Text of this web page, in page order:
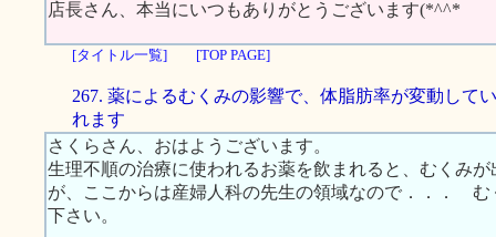
店長さん、本当にいつもありがとうございます(*^^*ゞ
[タイトル一覧] [TOP PAGE]
267. 薬によるむくみの影響で、体脂肪率が変動して
れます
さくらさん、おはようございます。
生理不順の治療に使われるお薬を飲まれると、むくみ
が、ここからは産婦人科の先生の領域なので．．．
下さい。